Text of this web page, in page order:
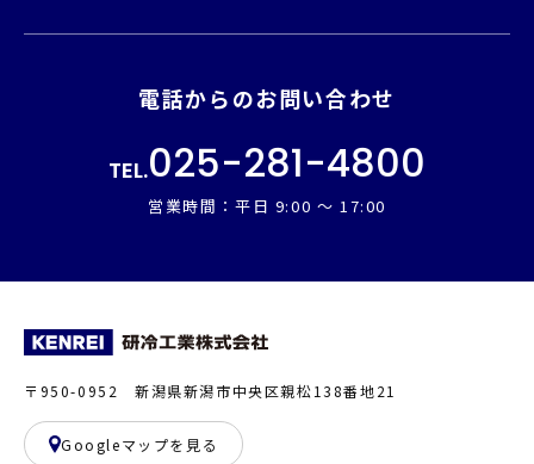
電話からのお問い合わせ
TEL.025-281-4800
営業時間：平日 9:00 ～ 17:00
〒950-0952 新潟県新潟市中央区親松138番地21
Googleマップを見る